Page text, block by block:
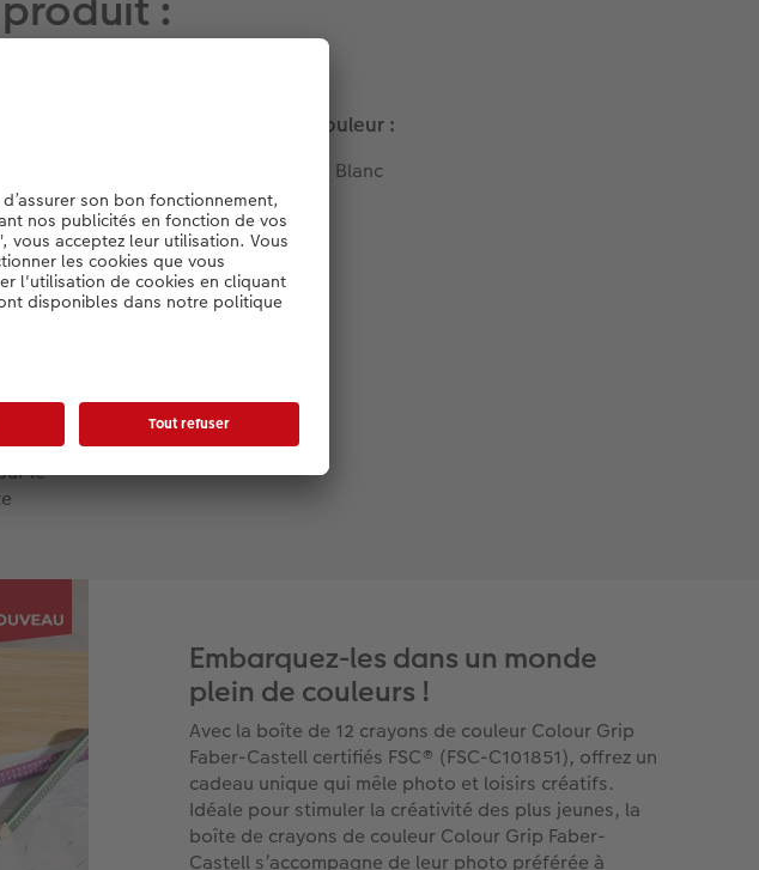
votre
: 18,1 x
des
le
Couleur :
Blanc
Embarquez-les dans un monde
plein de couleurs !
Avec la boîte de 12 crayons de couleur Colour Grip
Faber-Castell certifiés FSC® (FSC-C101851), offrez un
cadeau unique qui mêle photo et loisirs créatifs.
Idéale pour stimuler la créativité des plus jeunes, la
boîte de crayons de couleur Colour Grip Faber-
Castell s’accompagne de leur photo préférée à